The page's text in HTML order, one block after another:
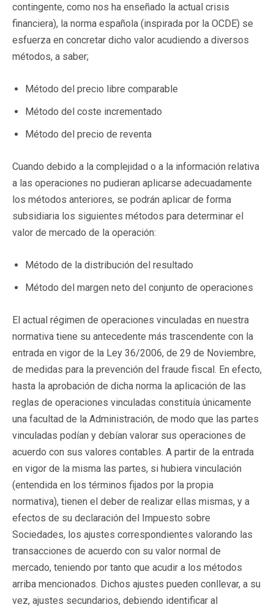
contingente, como nos ha enseñado la actual crisis
financiera), la norma española (inspirada por la OCDE) se
esfuerza en concretar dicho valor acudiendo a diversos
métodos, a saber;
Método del precio libre comparable
Método del coste incrementado
Método del precio de reventa
Cuando debido a la complejidad o a la información relativa
a las operaciones no pudieran aplicarse adecuadamente
los métodos anteriores, se podrán aplicar de forma
subsidiaria los siguientes métodos para determinar el
valor de mercado de la operación:
Método de la distribución del resultado
Método del margen neto del conjunto de operaciones
El actual régimen de operaciones vinculadas en nuestra
normativa tiene su antecedente más trascendente con la
entrada en vigor de la Ley 36/2006, de 29 de Noviembre,
de medidas para la prevención del fraude fiscal. En efecto,
hasta la aprobación de dicha norma la aplicación de las
reglas de operaciones vinculadas constituía únicamente
una facultad de la Administración, de modo que las partes
vinculadas podían y debían valorar sus operaciones de
acuerdo con sus valores contables. A partir de la entrada
en vigor de la misma las partes, si hubiera vinculación
(entendida en los términos fijados por la propia
normativa), tienen el deber de realizar ellas mismas, y a
efectos de su declaración del Impuesto sobre
Sociedades, los ajustes correspondientes valorando las
transacciones de acuerdo con su valor normal de
mercado, teniendo por tanto que acudir a los métodos
arriba mencionados. Dichos ajustes pueden conllevar, a su
vez, ajustes secundarios, debiendo identificar al